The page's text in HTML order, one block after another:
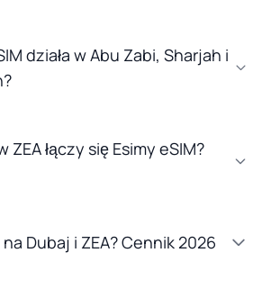
działa w Abu Zabi, Sharjah i
ZEA łączy się Esimy eSIM?
Dubaj i ZEA? Cennik 2026